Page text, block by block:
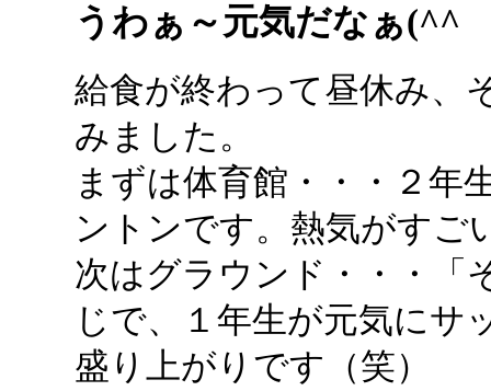
うわぁ～元気だなぁ(^^
給食が終わって昼休み、
みました。
まずは体育館・・・２年
ントンです。熱気がすご
次はグラウンド・・・「
じで、１年生が元気にサ
盛り上がりです（笑）